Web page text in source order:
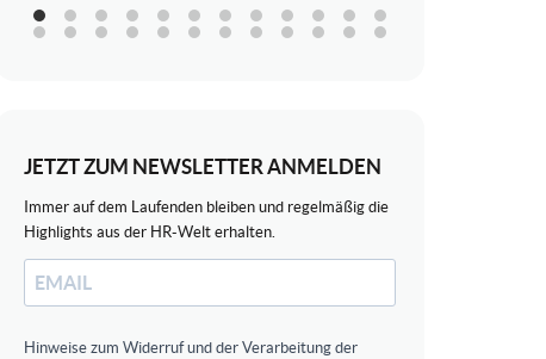
JETZT ZUM NEWSLETTER ANMELDEN
Immer auf dem Laufenden bleiben und regelmäßig die
Highlights aus der HR-Welt erhalten.
Hinweise zum Widerruf und der Verarbeitung der